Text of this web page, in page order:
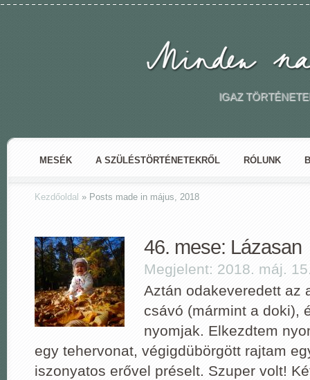
IGAZ
MESÉK A SZÜLÉSTÖRTÉNETEKRŐL RÓLUNK
Kezdőoldal » Posts made in május, 2018
46. mese: Lázasan
Megjelent: 2018. máj.
Aztán odakeveredett az
csávó (mármint a doki),
nyomjak. Elkezdtem
egy tehervonat, végigdübörgött rajtam
iszonyatos erővel préselt. Szuper volt!